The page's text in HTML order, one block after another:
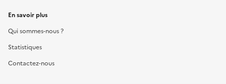
En savoir plus
Qui sommes-nous ?
Statistiques
Contactez-nous